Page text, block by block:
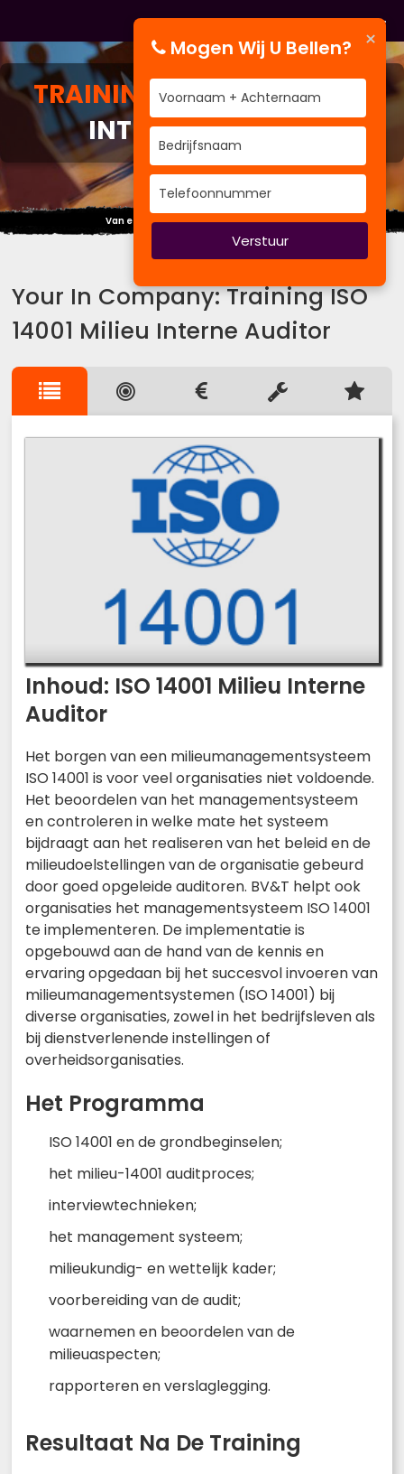
TRAININGISO 14001 MILIEU
INTERNE AUDITOR
Van e-Learning, Enquête tot Onderzoek
Your In Company: Training ISO
14001 Milieu Interne Auditor
Inhoud: ISO 14001 Milieu Interne
Auditor
Het borgen van een milieumanagementsysteem
ISO 14001 is voor veel organisaties niet voldoende.
Het beoordelen van het managementsysteem
en controleren in welke mate het systeem
bijdraagt aan het realiseren van het beleid en de
milieudoelstellingen van de organisatie gebeurd
door goed opgeleide auditoren. BV&T helpt ook
organisaties het managementsysteem ISO 14001
te implementeren. De implementatie is
opgebouwd aan de hand van de kennis en
ervaring opgedaan bij het succesvol invoeren van
milieumanagementsystemen (ISO 14001) bij
diverse organisaties, zowel in het bedrijfsleven als
bij dienstverlenende instellingen of
overheidsorganisaties.
Het Programma
ISO 14001 en de grondbeginselen;
het milieu-14001 auditproces;
interviewtechnieken;
het management systeem;
milieukundig- en wettelijk kader;
voorbereiding van de audit;
waarnemen en beoordelen van de
milieuaspecten;
rapporteren en verslaglegging.
Resultaat Na De Training
×
Mogen Wij U Bellen?
Verstuur